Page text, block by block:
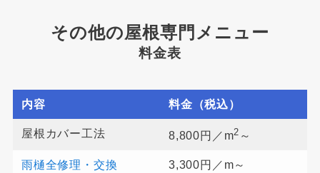
その他の屋根専門メニュー
料金表
内容 料金（税込）
屋根カバー工法 8,800円／m2 ～
雨樋全修理・交換 3,300円／m～